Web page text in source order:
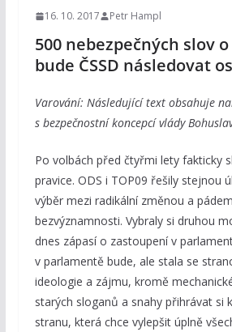
16. 10. 2017 Petr Hampl
500 nebezpečných slov
bude ČSSD následovat
Varování: Následující text obsahuje
s bezpečnostní koncepcí vlády
Po volbách před čtyřmi lety fakticky
pravice. ODS i TOP09 řešily stejnou
výběr mezi radikální změnou a
bezvýznamnosti. Vybraly si druhou
dnes zápasí o zastoupení v
v parlamentě bude, ale stala se
ideologie a zájmu, kromě
starých sloganů a snahy přihrávat si
stranu, která chce vylepšit úplně